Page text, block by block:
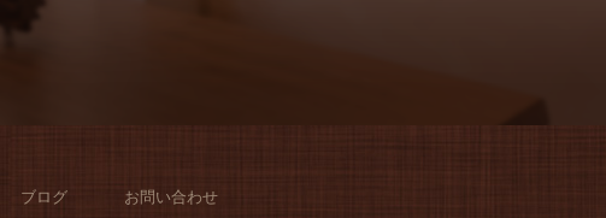
ブログ お問い合わせ